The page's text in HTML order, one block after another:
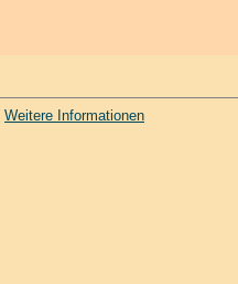
Weitere Informationen